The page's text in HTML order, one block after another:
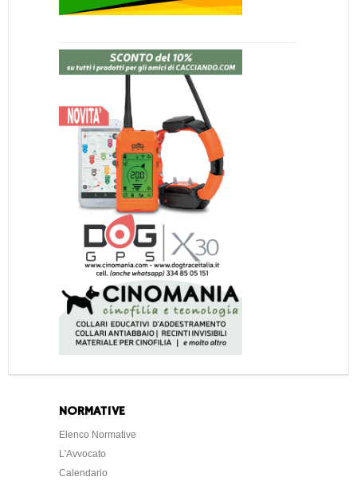
NORMATIVE
Elenco Normative
L'Avvocato
Calendario